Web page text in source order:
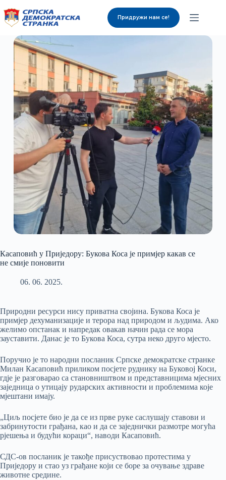
О нама
Органи странке
Вијести
Изабрани представници
Контакт
Придружи нам се!
Касаповић у Приједору: Букова Коса је примјер какав се
не смије поновити
06. 06. 2025.
Природни ресурси нису приватна својина. Букова Коса је
примјер дехуманизације и терора над природом и људима. Ако
желимо опстанак и напредак овакав начин рада се мора
зауставити. Данас је то Букова Коса, сутра неко друго мјесто.
Поручио је то народни посланик Српске демократске странке
Милан Касаповић приликом посјете руднику на Буковој Коси,
гдје је разговарао са становништвом и представницима мјесних
заједница о утицају рударских активности и проблемима које
мјештани имају.
„Циљ посјете био је да се из прве руке саслушају ставови и
забринутости грађана, као и да се заједнички размотре могућа
рјешења и будући кораци“, наводи Касаповић.
СДС-ов посланик је такође присуствовао протестима у
Приједору и стао уз грађане који се боре за очување здраве
животне средине.